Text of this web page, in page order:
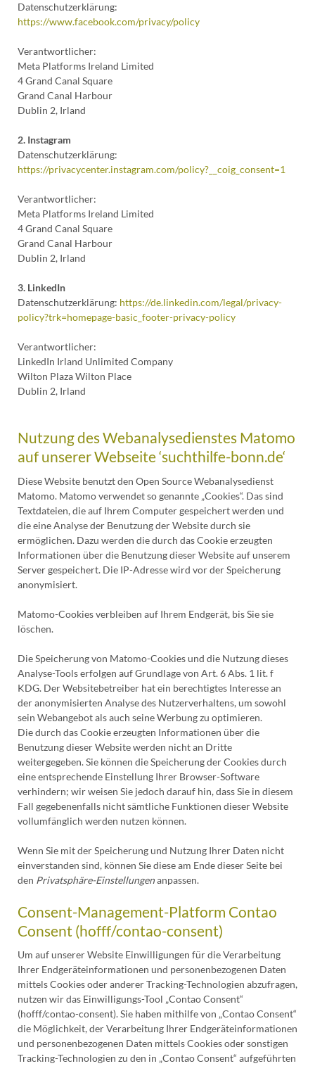
Datenschutzerklärung:
https://www.facebook.com/privacy/policy
Verantwortlicher:
Meta Platforms Ireland Limited
4 Grand Canal Square
Grand Canal Harbour
Dublin 2, Irland
2. Instagram
Datenschutzerklärung:
https://privacycenter.instagram.com/policy?__coig_consent=1
Verantwortlicher:
Meta Platforms Ireland Limited
4 Grand Canal Square
Grand Canal Harbour
Dublin 2, Irland
3. LinkedIn
Datenschutzerklärung: https://de.linkedin.com/legal/privacy-
policy?trk=homepage-basic_footer-privacy-policy
Verantwortlicher:
LinkedIn Irland Unlimited Company
Wilton Plaza Wilton Place
Dublin 2, Irland
Nutzung des Webanalysedienstes Matomo
auf unserer Webseite ‘suchthilfe-bonn.de‘
Diese Website benutzt den Open Source Webanalysedienst
Matomo. Matomo verwendet so genannte „Cookies“. Das sind
Textdateien, die auf Ihrem Computer gespeichert werden und
die eine Analyse der Benutzung der Website durch sie
ermöglichen. Dazu werden die durch das Cookie erzeugten
Informationen über die Benutzung dieser Website auf unserem
Server gespeichert. Die IP-Adresse wird vor der Speicherung
anonymisiert.
Matomo-Cookies verbleiben auf Ihrem Endgerät, bis Sie sie
löschen.
Die Speicherung von Matomo-Cookies und die Nutzung dieses
Analyse-Tools erfolgen auf Grundlage von Art. 6 Abs. 1 lit. f
KDG. Der Websitebetreiber hat ein berechtigtes Interesse an
der anonymisierten Analyse des Nutzerverhaltens, um sowohl
sein Webangebot als auch seine Werbung zu optimieren.
Die durch das Cookie erzeugten Informationen über die
Benutzung dieser Website werden nicht an Dritte
weitergegeben. Sie können die Speicherung der Cookies durch
eine entsprechende Einstellung Ihrer Browser-Software
verhindern; wir weisen Sie jedoch darauf hin, dass Sie in diesem
Fall gegebenenfalls nicht sämtliche Funktionen dieser Website
vollumfänglich werden nutzen können.
Wenn Sie mit der Speicherung und Nutzung Ihrer Daten nicht
einverstanden sind, können Sie diese am Ende dieser Seite bei
den Privatsphäre-Einstellungenanpassen.
Consent-Management-Platform Contao
Consent (hofff/contao-consent)
Um auf unserer Website Einwilligungen für die Verarbeitung
Ihrer Endgeräteinformationen und personenbezogenen Daten
mittels Cookies oder anderer Tracking-Technologien abzufragen,
nutzen wir das Einwilligungs-Tool „Contao Consent“
(hofff/contao-consent). Sie haben mithilfe von „Contao Consent“
die Möglichkeit, der Verarbeitung Ihrer Endgeräteinformationen
und personenbezogenen Daten mittels Cookies oder sonstigen
Tracking-Technologien zu den in „Contao Consent“ aufgeführten